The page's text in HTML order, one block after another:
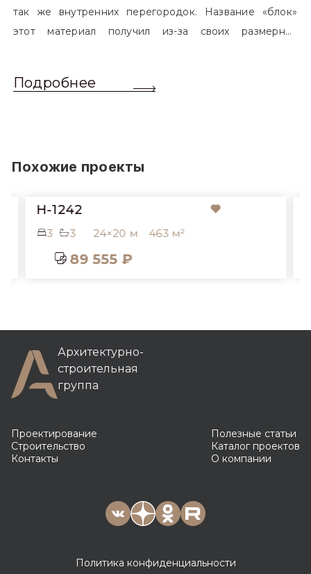
так же внутренних перегородок. Название «блок»
этот материал получил из-за своих размерных
обычный одинарный кирпич. Размер блоков различен
Подробнее
Похожие проекты
H-1242
3 3 24×20 м 463 м²
89 555 ₽
Архитектурно-
строительная
группа
Проектирование
Строительство
Контакты
Полезные статьи
Каталог проектов
О компании
Политика конфиденциальности